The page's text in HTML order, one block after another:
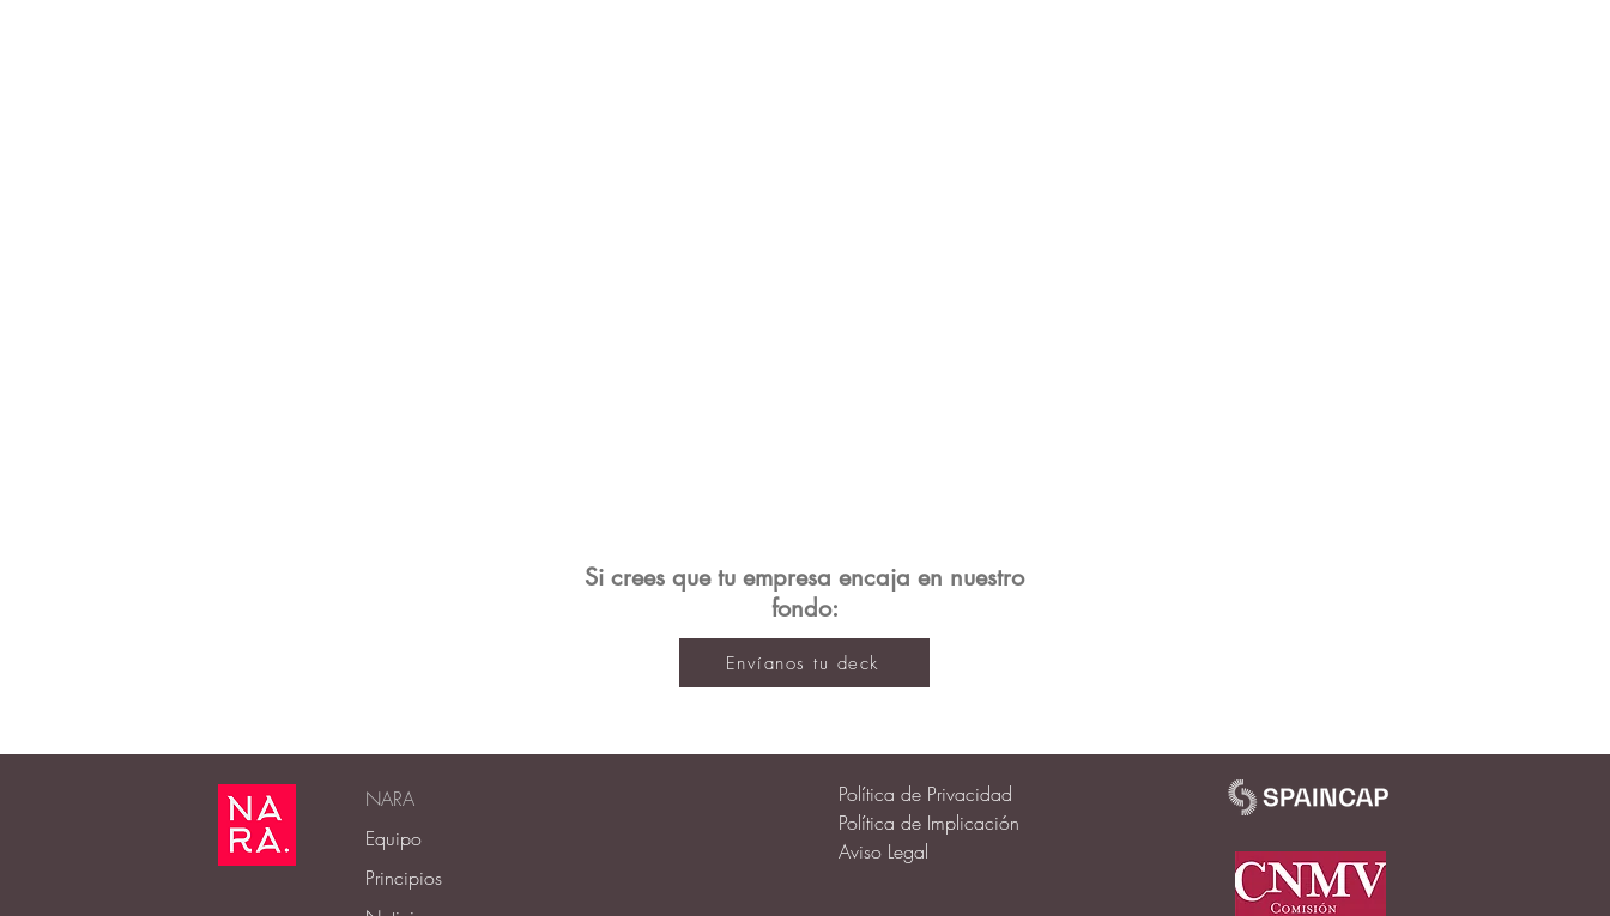
Si crees que tu empresa encaja en nuestro
fondo:
Envíanos tu deck
NARA
Equipo
Principios
Política de Privacidad
Política de Implicación
Aviso Legal